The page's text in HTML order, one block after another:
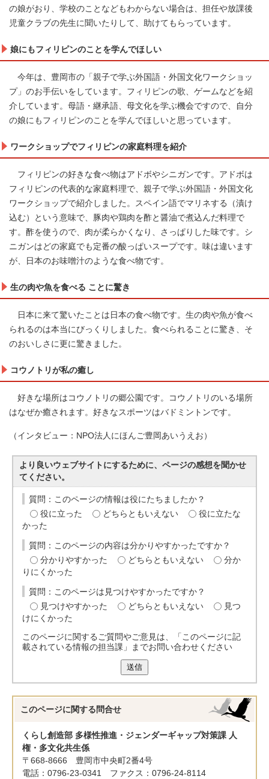
の娘がおり、学校のことなどもわからない場合は、担任や放課後
児童クラブの先生に聞いたりして、助けてもらっています。
娘にもフィリピンのことを学んでほしい
今年は、豊岡市の「親子で学ぶ外国語・外国文化ワークショッ
プ」のお手伝いをしています。フィリピンの歌、ゲームなどを紹
介しています。母語・継承語、母文化を学ぶ機会ですので、自分
の娘にもフィリピンのことを学んでほしいと思っています。
ワークショップでフィリピンの家庭料理を紹介
フィリピンの好きな食べ物はアドボやシニガンです。アドボは
フィリピンの代表的な家庭料理で、親子で学ぶ外国語・外国文化
ワークショップで紹介しました。スペイン語でマリネする（漬け
込む）という意味で、豚肉や鶏肉を酢と醤油で煮込んだ料理で
す。酢を使うので、肉が柔らかくなり、さっぱりした味です。シ
ニガンはどの家庭でも定番の酸っぱいスープです。味は違います
が、日本のお味噌汁のような食べ物です。
生の肉や魚を食べる ことに驚き
日本に来て驚いたことは日本の食べ物です。生の肉や魚が食べ
られるのは本当にびっくりしました。食べられることに驚き、そ
のおいしさに更に驚きました。
コウノトリが私の癒し
好きな場所はコウノトリの郷公園です。コウノトリのいる場所
はなぜか癒されます。好きなスポーツはバドミントンです。
（インタビュー：NPO法人にほんご豊岡あいうえお）
より良いウェブサイトにするために、ページの感想を聞かせ
てください。
質問：このページの情報は役にたちましたか？
役に立った
どちらともいえない
役に立たな
かった
質問：このページの内容は分かりやすかったですか？
分かりやすかった
どちらともいえない
分か
りにくかった
質問：このページは見つけやすかったですか？
見つけやすかった
どちらともいえない
見つ
けにくかった
このページに関するご質問やご意見は、「このページに記
載されている情報の担当課」までお問い合わせください
送信
このページに関する 問合せ
くらし創造部 多様性推進・ジェンダーギャップ対策課 人
権・多文化共生係
〒668-8666 豊岡市中央町2番4号
電話：0796-23-0341 ファクス：0796-24-8114